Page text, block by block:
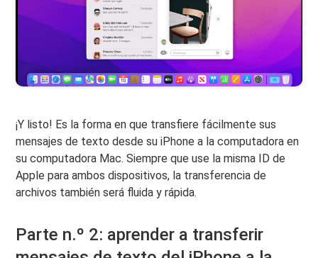
¡Y listo! Es la forma en que transfiere fácilmente sus
mensajes de texto desde su iPhone a la computadora en
su computadora Mac. Siempre que use la misma ID de
Apple para ambos dispositivos, la transferencia de
archivos también será fluida y rápida.
Parte n.º 2: aprender a transferir